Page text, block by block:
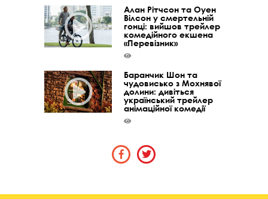
Алан Рітчсон та Оуен
Вілсон у смертельній
гонці: вийшов трейлер
комедійного екшена
«Перевізник»
Баранчик Шон та
чудовисько з Мохнявої
долини: дивіться
український трейлер
анімаційної комедії